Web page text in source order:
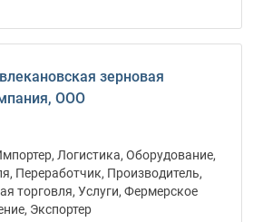
зерновая
ООО
Логистика, Оборудование,
Переработчик, Производитель,
торговля, Услуги, Фермерское
Экспортер